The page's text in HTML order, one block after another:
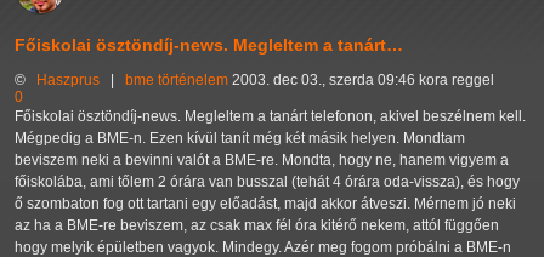
Főiskolai ösztöndíj-news. Megleltem a tanárt…
© Haszprus | bme történelem 2003. dec 03., szerda 09:46 kora reggel
0
Főiskolai ösztöndíj-news. Megleltem a tanárt telefonon, akivel beszélnem kell.
Mégpedig a BME-n. Ezen kívül tanít még két másik helyen. Mondtam
beviszem neki a bevinni valót a BME-re. Mondta, hogy ne, hanem vigyem a
főiskolába, ami tőlem 2 órára van busszal (tehát 4 órára oda-vissza), és hogy
ő szombaton fog ott tartani egy előadást, majd akkor átveszi. Mérnem jó neki
az ha a BME-re beviszem, az csak max fél óra kitérő nekem, attól függően
hogy melyik épületben vagyok. Mindegy. Azér meg fogom próbálni a BME-n